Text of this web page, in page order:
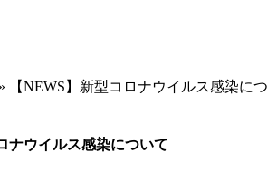
»
【NEWS】新型コロナウイルス感染につ
ナウイルス感染について